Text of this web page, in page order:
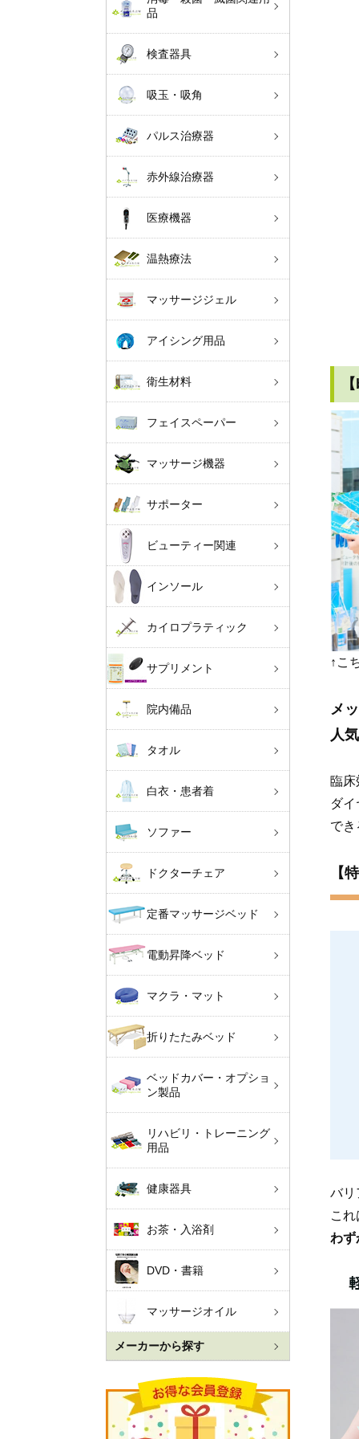
品
検査器具
吸玉・吸角
パルス治療器
赤外線治療器
医療機器
温熱療法
マッサージジェル
アイシング用品
衛生材料
フェイスペーパー
マッサージ機器
サポーター
ビューティー関連
インソール
カイロプラティック
サプリメント
院内備品
タオル
白衣・患者着
ソファー
ドクターチェア
定番マッサージベッド
電動昇降ベッド
マクラ・マット
折りたたみベッド
ベッドカバー・オプショ
ン製品
リハビリ・トレーニング
用品
健康器具
お茶・入浴剤
DVD・書籍
マッサージオイル
メーカーから探す
↑こ
メ
人
臨
ダ
で
【
バリ
こ
わず